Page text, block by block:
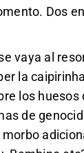
Dos
vaya al
la
los huesos
de